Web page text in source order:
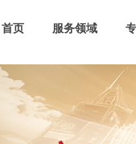
首页 服务领域